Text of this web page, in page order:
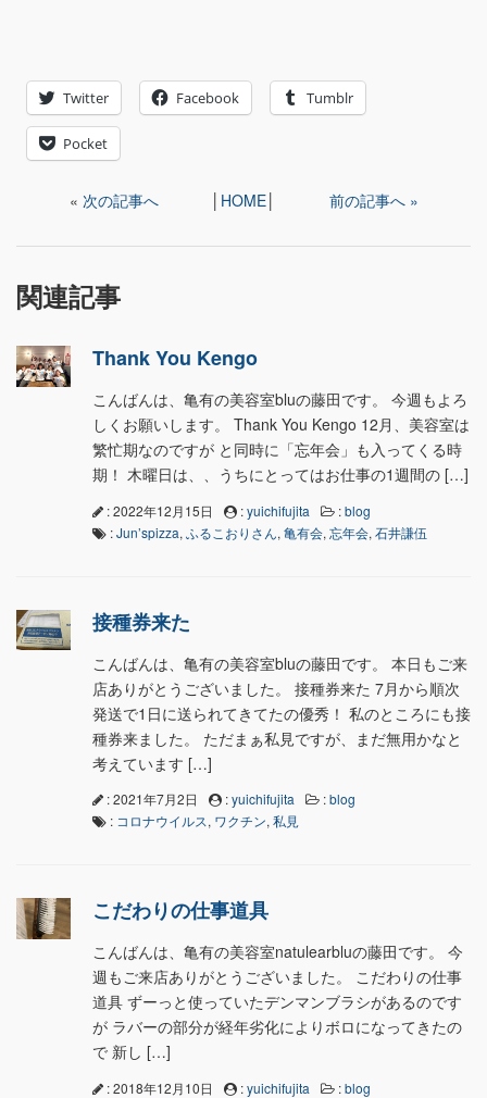
Twitter Facebook Tumblr
Pocket
« 次の記事へ HOME 前の記事へ »
関連記事
Thank You Kengo
こんばんは、亀有の美容室bluの藤田です。 今週もよろ
しくお願いします。 Thank You Kengo 12月、美容室は
繁忙期なのですが と同時に「忘年会」も入ってくる時
期！ 木曜日は、、うちにとってはお仕事の1週間の […]
: 2022年12月15日 :yuichifujita :blog
:Jun’spizza, ふるこおりさん, 亀有会, 忘年会, 石井謙伍
接種券来た
こんばんは、亀有の美容室bluの藤田です。 本日もご来
店ありがとうございました。 接種券来た 7月から順次
発送で1日に送られてきてたの優秀！ 私のところにも接
種券来ました。 ただまぁ私見ですが、まだ無用かなと
考えています […]
: 2021年7月2日 :yuichifujita :blog
: コロナウイルス, ワクチン, 私見
こだわりの仕事道具
こんばんは、亀有の美容室natulearbluの藤田です。 今
週もご来店ありがとうございました。 こだわりの仕事
道具 ずーっと使っていたデンマンブラシがあるのです
が ラバーの部分が経年劣化によりボロになってきたの
で 新し […]
: 2018年12月10日 :yuichifujita :blog